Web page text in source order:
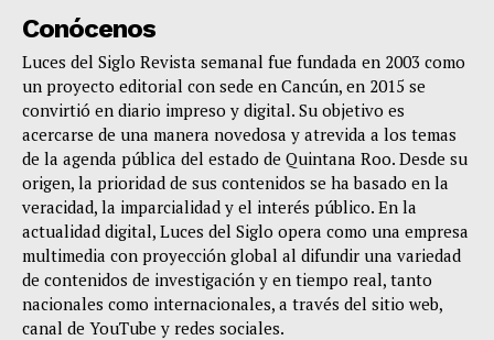
Conócenos
Luces del Siglo Revista semanal fue fundada en 2003 como
un proyecto editorial con sede en Cancún, en 2015 se
convirtió en diario impreso y digital. Su objetivo es
acercarse de una manera novedosa y atrevida a los temas
de la agenda pública del estado de Quintana Roo. Desde su
origen, la prioridad de sus contenidos se ha basado en la
veracidad, la imparcialidad y el interés público. En la
actualidad digital, Luces del Siglo opera como una empresa
multimedia con proyección global al difundir una variedad
de contenidos de investigación y en tiempo real, tanto
nacionales como internacionales, a través del sitio web,
canal de YouTube y redes sociales.